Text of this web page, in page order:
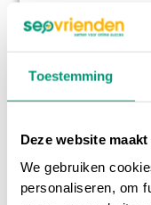
Toestemming
Deze website
We gebruiken
personaliseren, om
Op onsonline
interessante